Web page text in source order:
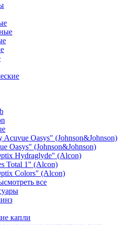
Oasys" (Johnson&Johnson)
Oasys" (Johnson&Johnson)
Hydraglyde" (Alcon)
Total 1" (Alcon)
Colors" (Alcon)
смотреть все
капли